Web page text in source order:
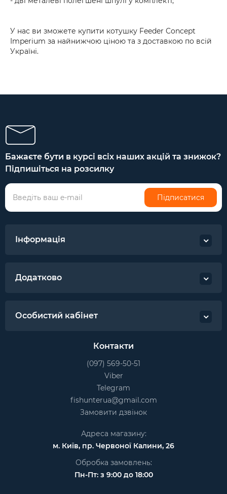
У нас ви зможете купити котушку Feeder Concept
Imperium за найнижчою ціною та з доставкою по всій
Україні.
Бажаєте бути в курсі всіх наших акцій та знижок?
Підпишіться на розсилку
Підписатися
Інформація
Додатково
Особистий кабінет
Контакти
(097) 569-50-51
Viber
Telegram
fishunterua@gmail.com
Замовити дзвінок
Адреса магазину:
м. Київ, пр. Червоної Калини, 26
Обробка замовлень:
Пн-Пт: з 9:00 до 18:00